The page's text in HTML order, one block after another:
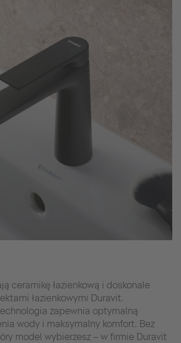
ceramikę łazienkową i doskonale
łazienkowymi Duravit.
zapewnia optymalną
wody i maksymalny komfort. Bez
model wybierzesz – w firmie Duravit